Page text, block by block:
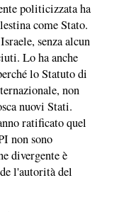
politicizzata ha
come Stato.
senza alcun
Lo ha anche
lo Statuto di
non
nuovi Stati.
ratificato quel
non sono
divergente è
l'autorità del